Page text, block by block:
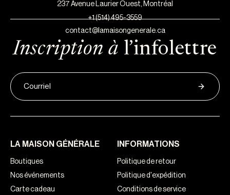
237 Avenue Laurier Ouest, Montréal
+1 (514) 495-3559
contact@lamaisongenerale.ca
Inscription à l’infolettre
LA MAISON GÉNÉRALE
Boutiques
Nos événements
Carte cadeau
INFORMATIONS
Politique de retour
Politique d'expédition
Conditions de service